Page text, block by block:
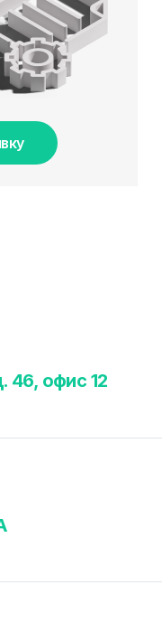
46, офис 12